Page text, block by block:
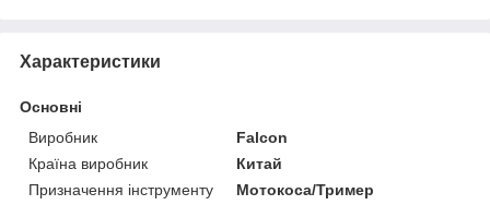
Характеристики
Основні
Виробник
Falcon
Країна виробник
Китай
Призначення інструменту
Мотокоса/Тример